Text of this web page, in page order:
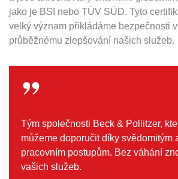
jako je BSI nebo TÜV SÜD. Tyto
velký význam přikládáme bezpečnosti
průběžnému zlepšování našich služeb.
Tým společnosti Beck & Pollitzer,
můžeme doporučit díky svědomitým
pracovním postupům. Bez váhání
vašich služeb.